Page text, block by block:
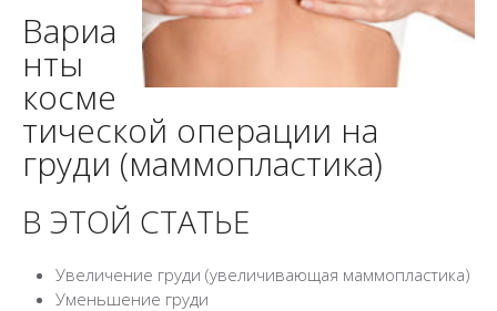
Вариа
нты
косме
тической операции на
груди (маммопластика)
В ЭТОЙ СТАТЬЕ
Увеличение груди (увеличивающая маммопластика)
Уменьшение груди